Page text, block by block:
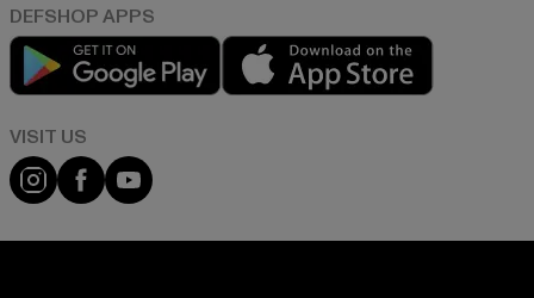
Play market
Visit our Instagram page:
Visit our Facebook page:
Visit our YouTube channel: